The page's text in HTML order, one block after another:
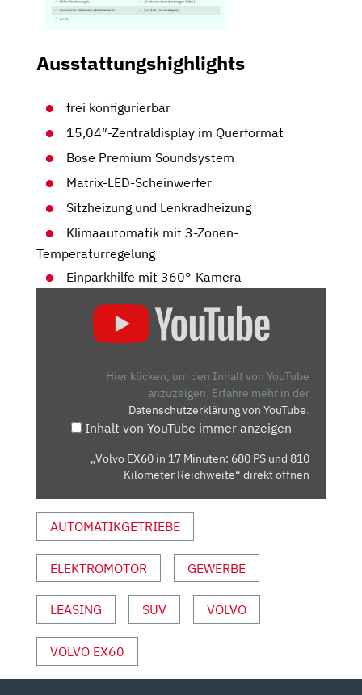
Ausstattungshighlights
frei konfigurierbar
15,04″-Zentraldisplay im Querformat
Bose Premium Soundsystem
Matrix-LED-Scheinwerfer
Sitzheizung und Lenkradheizung
Klimaautomatik mit 3-Zonen-
Temperaturregelung
Einparkhilfe mit 360°-Kamera
VON
YOUTUBE
Hier klicken, um den Inhalt von YouTube
anzuzeigen. Erfahre mehr in der
Datenschutzerklärung von YouTube.
Inhalt von YouTube immer anzeigen
„Volvo EX60 in 17 Minuten: 680 PS und 810
Kilometer Reichweite“ direkt öffnen
AUTOMATIKGETRIEBE
ELEKTROMOTOR GEWERBE
LEASING SUV VOLVO
VOLVO EX60